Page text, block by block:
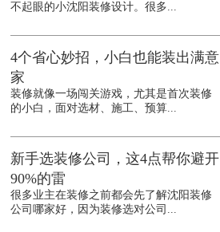
不起眼的小沈阳装修设计。很多...
4个省心妙招，小白也能装出满意
家
装修就像一场闯关游戏，尤其是首次装修
的小白，面对选材、施工、预算...
新手选装修公司，这4点帮你避开
90%的雷
很多业主在装修之前都会先了解沈阳装修
公司哪家好，因为装修选对公司...